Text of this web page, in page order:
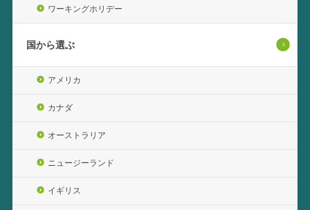
ワーキングホリデー
国から選ぶ
アメリカ
カナダ
オーストラリア
ニュージーランド
イギリス